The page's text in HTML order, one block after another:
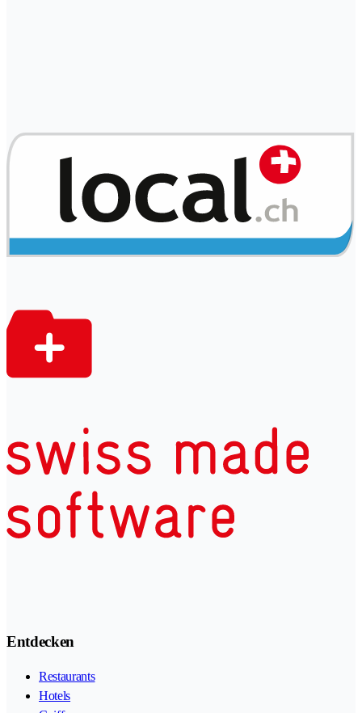
Entdecken
Restaurants
Hotels